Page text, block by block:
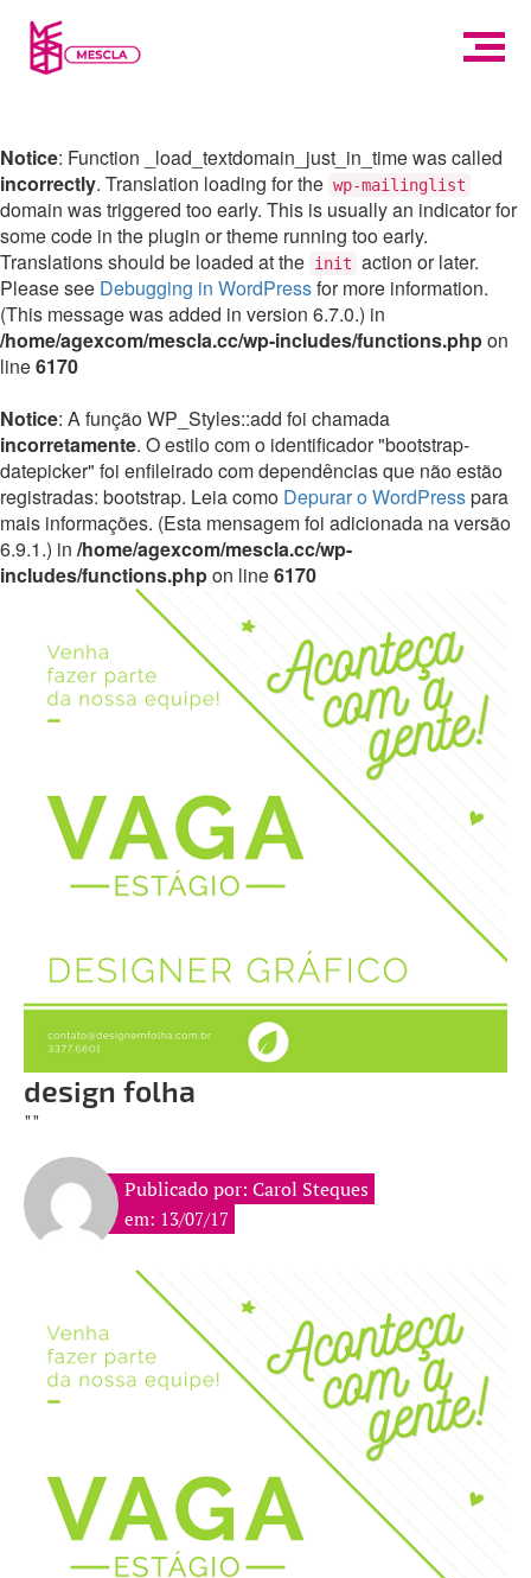
Notice: Function _load_textdomain_just_in_time was called
incorrectly. Translation loading for the wp-mailinglist
domain was triggered too early. This is usually an indicator for
some code in the plugin or theme running too early.
Translations should be loaded at the init action or later.
Please see Debugging in WordPressfor more information.
(This message was added in version 6.7.0.) in
/home/agexcom/mescla.cc/wp-includes/functions.phpon
line6170
Notice: A função WP_Styles::add foi chamada
incorretamente. O estilo com o identificador "bootstrap-
datepicker" foi enfileirado com dependências que não estão
registradas: bootstrap. Leia como Depurar o WordPresspara
mais informações. (Esta mensagem foi adicionada na versão
6.9.1.) in /home/agexcom/mescla.cc/wp-
includes/functions.phpon line6170
design folha
""
Publicado por: Carol Steques
em: 13/07/17